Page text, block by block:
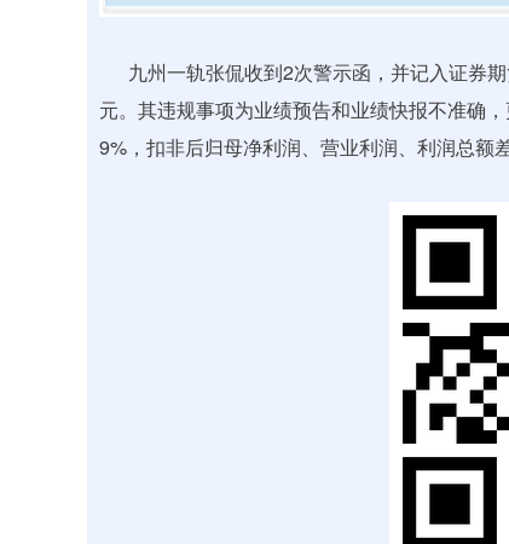
九州一轨张侃收到2次警示函，并记入证券
元。其违规事项为业绩预告和业绩快报不准确
9%，扣非后归母净利润、营业利润、利润总额